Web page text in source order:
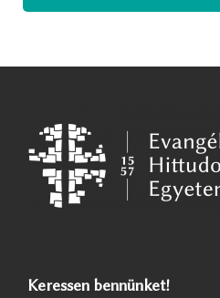
Keressen bennünket!